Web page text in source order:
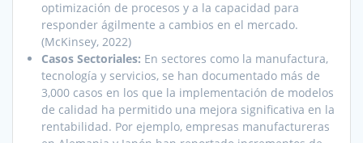
optimización de procesos y a la capacidad para
responder ágilmente a cambios en el mercado.
(McKinsey, 2022)
Casos Sectoriales: En sectores como la manufactura,
tecnología y servicios, se han documentado más de
3,000 casos en los que la implementación de modelos
de calidad ha permitido una mejora significativa en la
rentabilidad. Por ejemplo, empresas manufactureras